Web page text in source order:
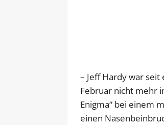
– Jeff Hardy war seit
Februar nicht mehr
Enigma“ bei einem
einen